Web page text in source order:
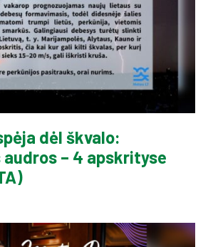
dėl škvalo:
– 4 apskrityse